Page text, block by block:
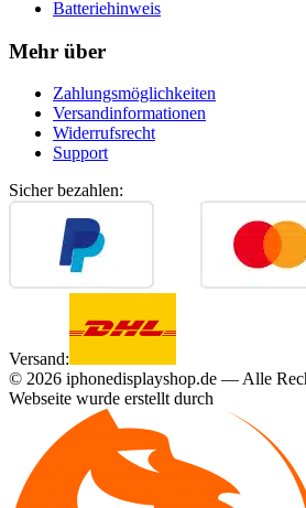
Batteriehinweis
Mehr über
Zahlungsmöglichkeiten
Versandinformationen
Widerrufsrecht
Support
Sicher bezahlen:
Versand:
© 2026 iphonedisplayshop.de — Alle
Webseite wurde erstellt durch